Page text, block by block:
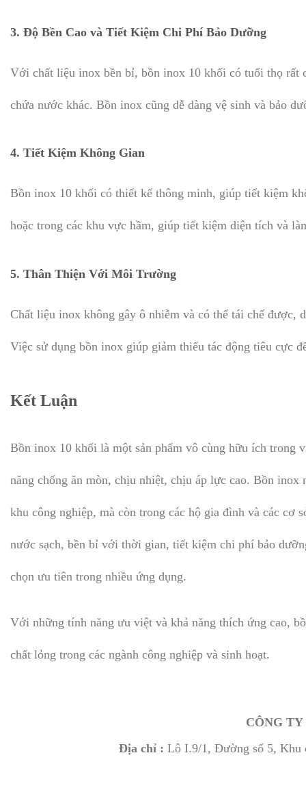
3. Độ Bền Cao và Tiết Kiệm Chi Phí Bảo Dưỡng
Với chất liệu inox bền bỉ, bồn inox 10 khối có tuổi thọ rất
chứa nước khác. Bồn inox cũng dễ dàng vệ sinh và bảo
4. Tiết Kiệm Không Gian
Bồn inox 10 khối có thiết kế thông minh, giúp tiết kiệm
hoặc trong các khu vực hầm, giúp tiết kiệm diện tích và
5. Thân Thiện Với Môi Trường
Chất liệu inox không gây ô nhiễm và có thể tái chế
Việc sử dụng bồn inox giúp giảm thiểu tác động tiêu cực
Kết Luận
Bồn inox 10 khối là một sản phẩm vô cùng hữu ích trong
năng chống ăn mòn, chịu nhiệt, chịu áp lực cao. Bồn
khu công nghiệp, mà còn trong các hộ gia đình và các
nước sạch, bền bỉ với thời gian, tiết kiệm chi phí bảo
chọn ưu tiên trong nhiều ứng dụng.
Với những tính năng ưu việt và khả năng thích ứng cao,
chất lỏng trong các ngành công nghiệp và sinh hoạt.
CÔNG
Địa chỉ : Lô I.9/1, Đường số 5, Khu